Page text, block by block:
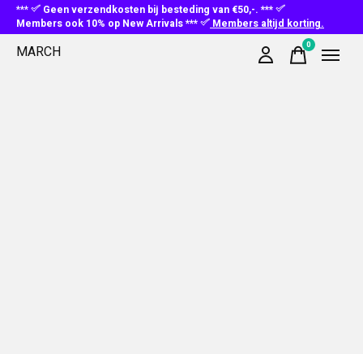
***
Geen verzendkosten bij besteding van €50,-. ***
Members ook 10% op New Arrivals ***
Members altijd korting.
MARCH 0items